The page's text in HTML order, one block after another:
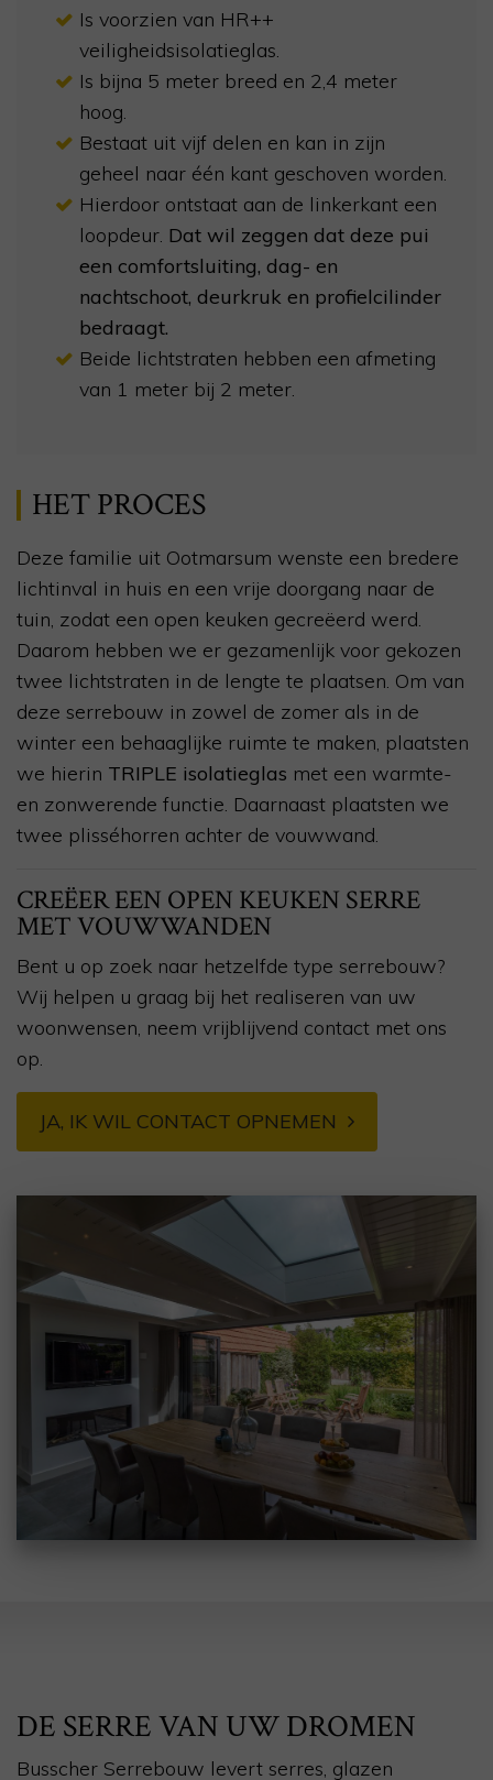
Is voorzien van HR++
veiligheidsisolatieglas.
Is bijna 5 meter breed en 2,4 meter
hoog.
Bestaat uit vijf delen en kan in zijn
geheel naar één kant geschoven worden.
Hierdoor ontstaat aan de linkerkant een
loopdeur. Dat wil zeggen dat deze pui
een comfortsluiting, dag- en
nachtschoot, deurkruk en profielcilinder
bedraagt.
Beide lichtstraten hebben een afmeting
van 1 meter bij 2 meter.
HET PROCES
Deze familie uit Ootmarsum wenste een bredere
lichtinval in huis en een vrije doorgang naar de
tuin, zodat een open keuken gecreëerd werd.
Daarom hebben we er gezamenlijk voor gekozen
twee lichtstraten in de lengte te plaatsen. Om van
deze serrebouw in zowel de zomer als in de
winter een behaaglijke ruimte te maken, plaatsten
we hierin TRIPLE isolatieglas met een warmte-
en zonwerende functie. Daarnaast plaatsten we
twee plisséhorren achter de vouwwand.
CREËER EEN OPEN KEUKEN SERRE
MET VOUWWANDEN
Bent u op zoek naar hetzelfde type serrebouw?
Wij helpen u graag bij het realiseren van uw
woonwensen, neem vrijblijvend contact met ons
op.
JA, IK WIL CONTACT OPNEMEN
DE SERRE VAN UW DROMEN
Busscher Serrebouw levert serres, glazen